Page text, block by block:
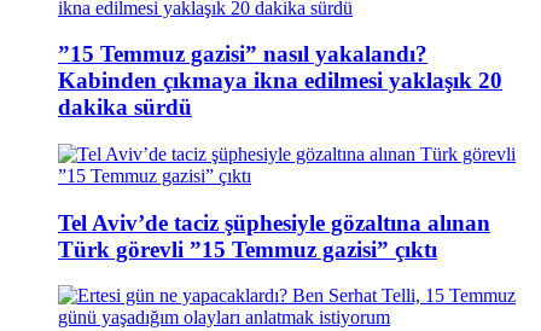
”15 Temmuz gazisi” nasıl yakalandı?
Kabinden çıkmaya ikna edilmesi yaklaşık 20
dakika sürdü
Tel Aviv’de taciz şüphesiyle gözaltına alınan
Türk görevli ”15 Temmuz gazisi” çıktı